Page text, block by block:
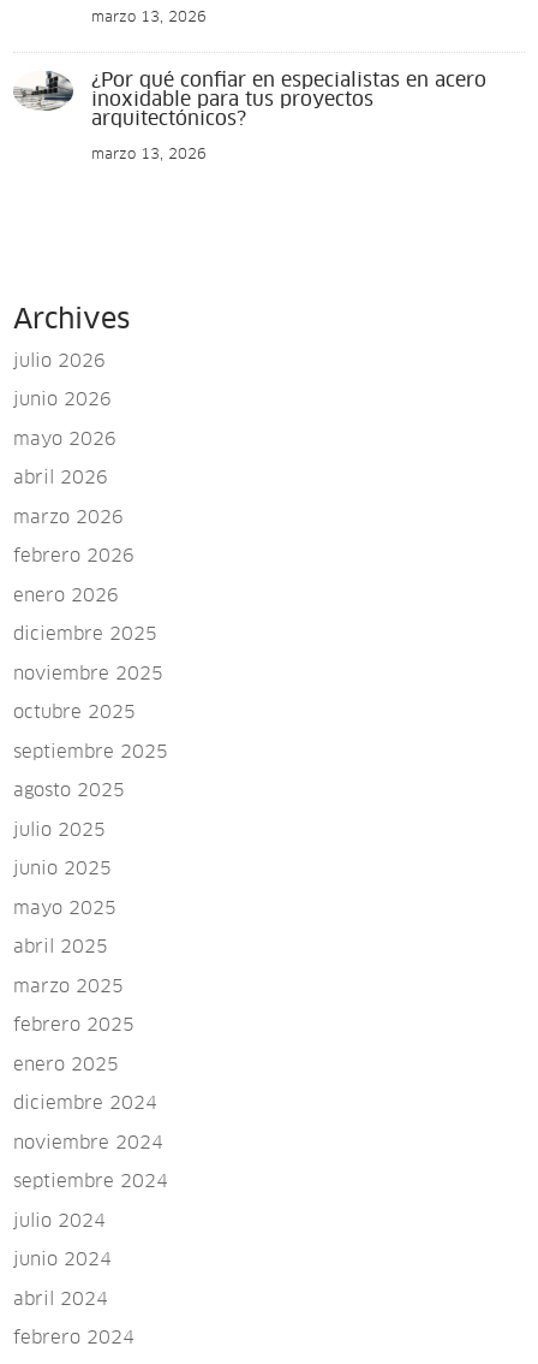
marzo 13, 2026
¿Por qué confiar en especialistas en acero
inoxidable para tus proyectos
arquitectónicos?
marzo 13, 2026
Archives
julio 2026
junio 2026
mayo 2026
abril 2026
marzo 2026
febrero 2026
enero 2026
diciembre 2025
noviembre 2025
octubre 2025
septiembre 2025
agosto 2025
julio 2025
junio 2025
mayo 2025
abril 2025
marzo 2025
febrero 2025
enero 2025
diciembre 2024
noviembre 2024
septiembre 2024
julio 2024
junio 2024
abril 2024
febrero 2024